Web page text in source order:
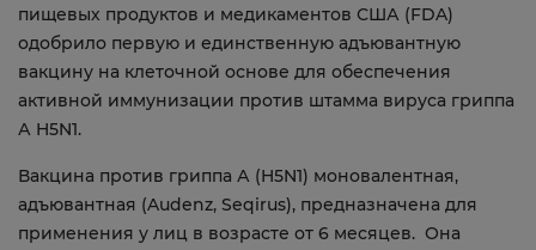
пищевых продуктов и медикаментов США (FDA)
одобрило первую и единственную адъювантную
вакцину на клеточной основе для обеспечения
активной иммунизации против штамма вируса гриппа
А H5N1.
Вакцина против гриппа А (H5N1) моновалентная,
адъювантная (Audenz, Seqirus), предназначена для
применения у лиц в возрасте от 6 месяцев. Она